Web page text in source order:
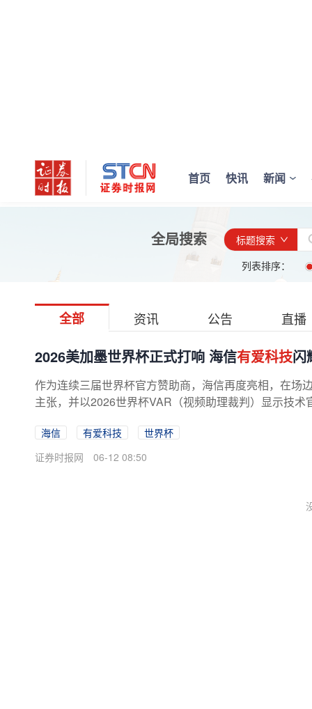
首页 快讯 新闻
全局搜索
标题搜索
列表排序：
全部 资讯 公告 直播
2026美加墨世界杯正式打响 海信有爱科技闪
作为连续三届世界杯官方赞助商，海信再度亮相，在场
主张，并以2026世界杯VAR（视频助理裁判）显示技
海信 有爱科技
世界杯
证券时报网
06-12 08:50